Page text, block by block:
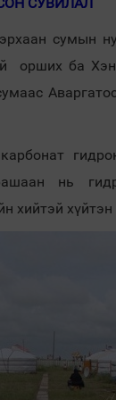
сумын
орших ба
нь
хийтэй